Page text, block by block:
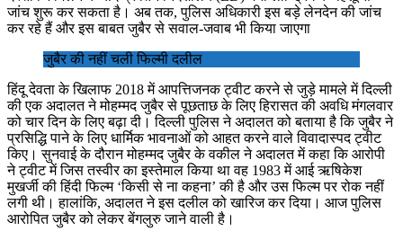
जांच शुरू कर सकता है। अब तक, पुलिस अधिकारी इस बड़े लेनदेन की जांच
कर रहे हैं और इस बाबत जुबैर से सवाल-जवाब भी किया जाएगा
जुबैर की नहीं चली फिल्मी दलील
हिंदू देवता के खिलाफ 2018 में आपत्तिजनक ट्वीट करने से जुड़े मामले में दिल्ली
की एक अदालत ने मोहम्मद जुबैर से पूछताछ के लिए हिरासत की अवधि मंगलवार
को चार दिन के लिए बढ़ा दी। दिल्ली पुलिस ने अदालत को बताया है कि जुबैर ने
प्रसिद्धि पाने के लिए धार्मिक भावनाओं को आहत करने वाले विवादास्पद ट्वीट
किए। सुनवाई के दौरान मोहम्मद जुबैर के वकील ने अदालत में कहा कि आरोपी
ने ट्वीट में जिस तस्वीर का इस्तेमाल किया था वह 1983 में आई ऋषिकेश
मुखर्जी की हिंदी फिल्म ‘किसी से ना कहना’ की है और उस फिल्म पर रोक नहीं
लगी थी। हालांकि, अदालत ने इस दलील को खारिज कर दिया। आज पुलिस
आरोपित जुबैर को लेकर बेंगलुरु जाने वाली है।